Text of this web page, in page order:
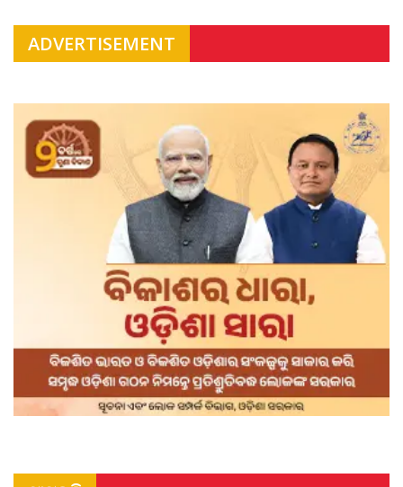
ADVERTISEMENT